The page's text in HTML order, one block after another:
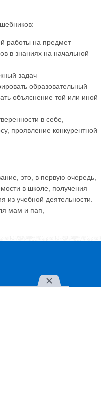
работы на предмет
в знаниях на начальной
задач
образовательный
объяснение той или иной
в себе,
проявление конкурентной
это, в первую очередь,
в школе, получения
из учебной деятельности.
мам и пап,